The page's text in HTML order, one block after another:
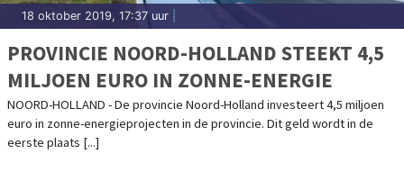
18 oktober 2019, 17:37 uur
PROVINCIE NOORD-HOLLAND STEEKT 4,5
MILJOEN EURO IN ZONNE-ENERGIE
NOORD-HOLLAND - De provincie Noord-Holland investeert 4,5 miljoen
euro in zonne-energieprojecten in de provincie. Dit geld wordt in de
eerste plaats [...]